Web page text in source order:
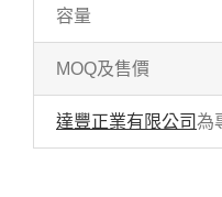
容量
MOQ及售價
達豐正業有限公司為